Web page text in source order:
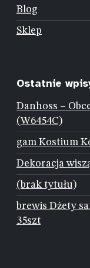
Blog
Sklep
Ostatnie
Danhoss –
(W6454C)
gam Kostium
Dekoracja
(brak tytułu)
brewis Dżety
35szt